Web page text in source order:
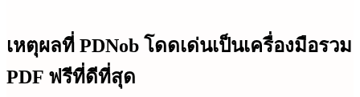
เหตุผลที่ PDNob โดดเด่นเป็นเครื่องมือรวม
PDF ฟรีที่ดีที่สุด